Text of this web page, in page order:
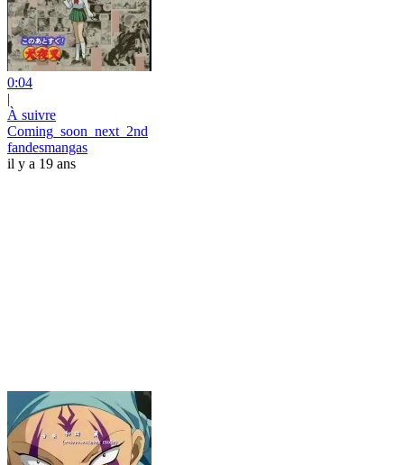
0:04
|
À suivre
Coming_soon_next_2nd
fandesmangas
il y a 19 ans